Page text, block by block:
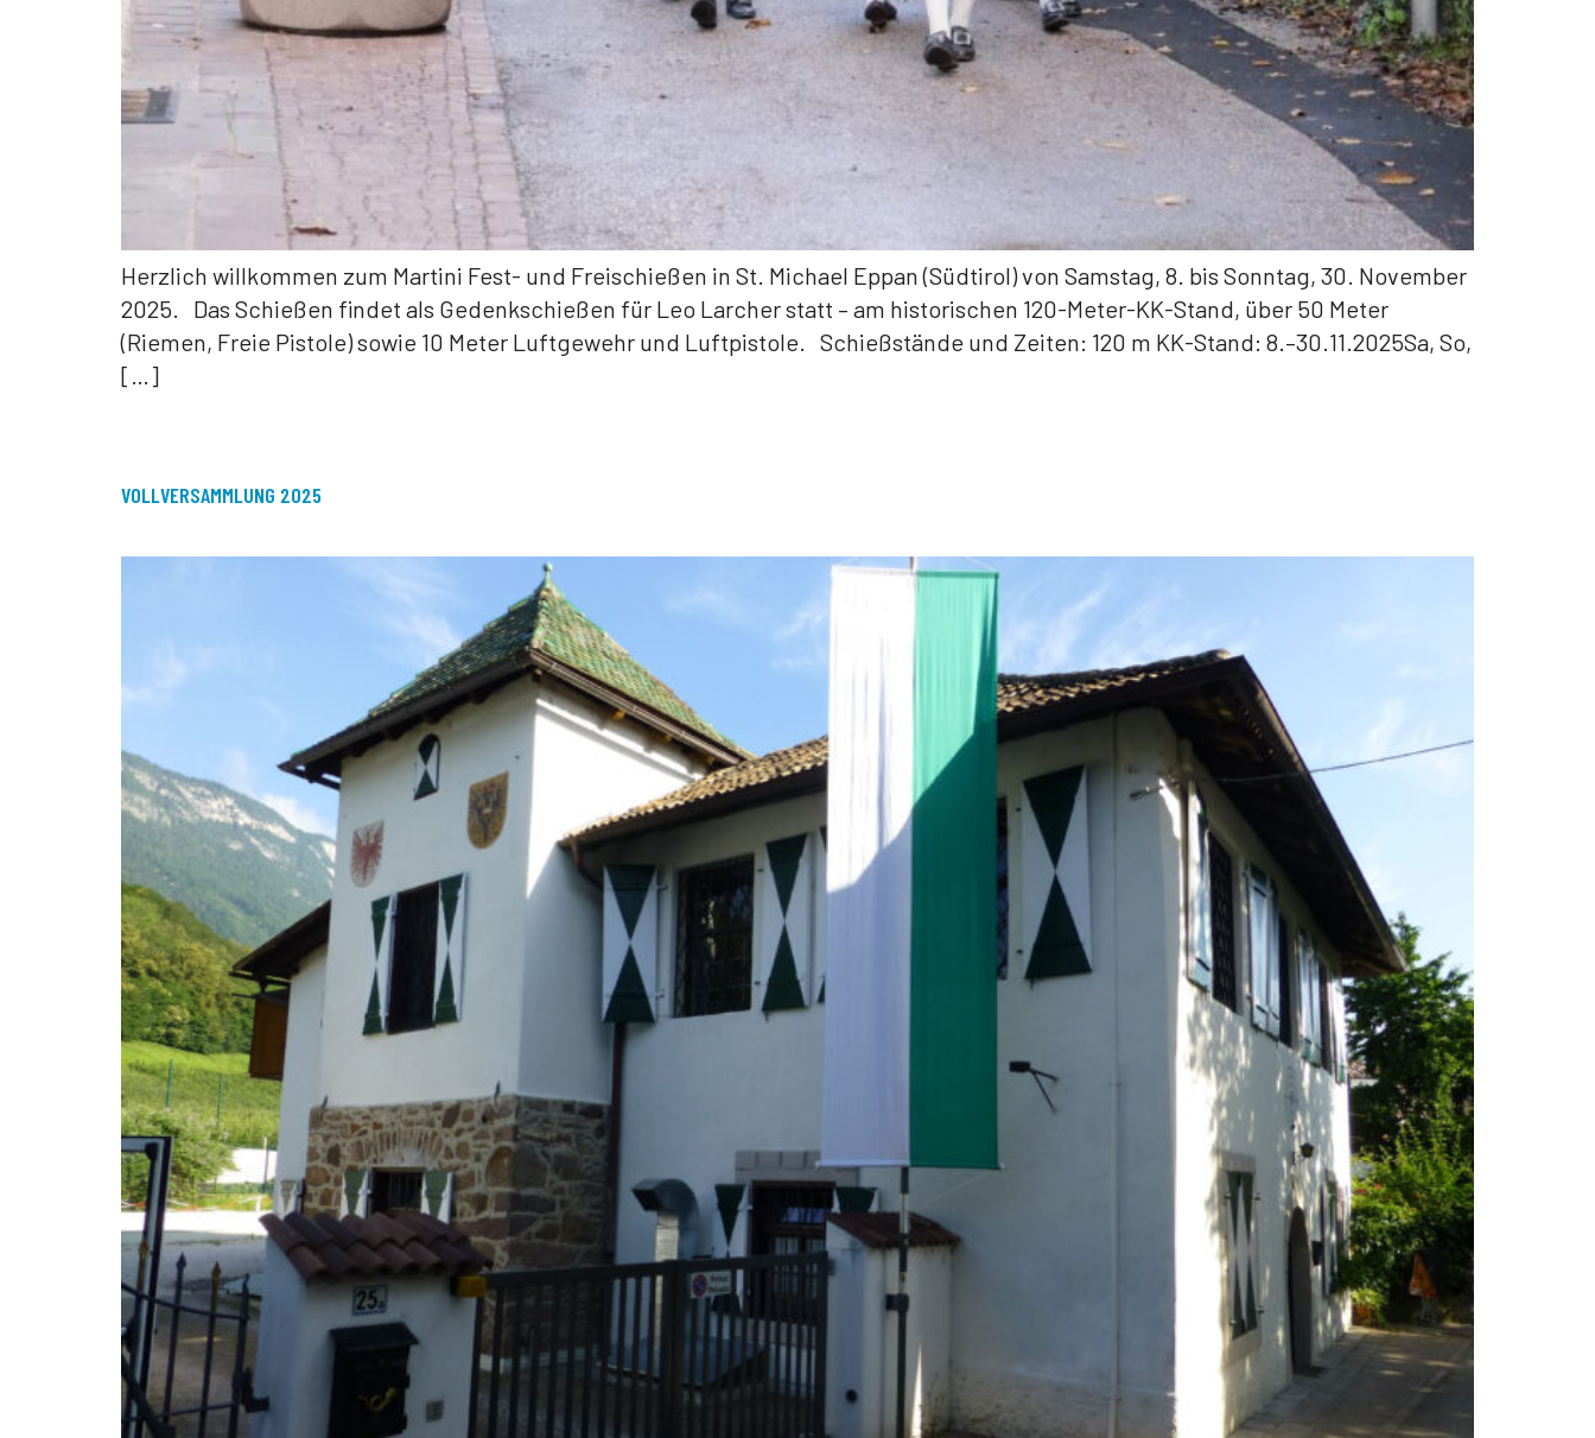
Herzlich willkommen zum Martini Fest- und Freischießen in St. Michael Eppan (Südtirol) von Samstag, 8. bis Sonntag, 30. November
2025. Das Schießen findet als Gedenkschießen für Leo Larcher statt – am historischen 120-Meter-KK-Stand, über 50 Meter
(Riemen, Freie Pistole) sowie 10 Meter Luftgewehr und Luftpistole. Schießstände und Zeiten: 120 m KK-Stand: 8.–30.11.2025Sa, So,
[…]
VOLLVERSAMMLUNG 2025